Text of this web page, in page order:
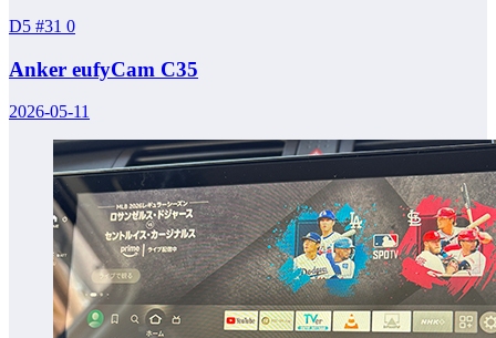
D5 #31 0
Anker eufyCam C35
2026-05-11